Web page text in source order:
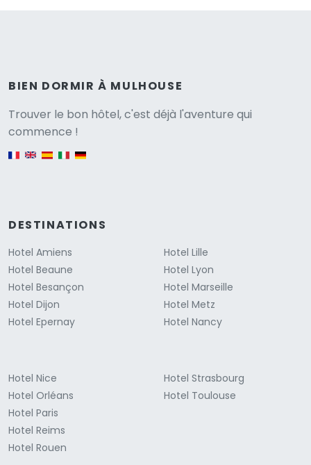
BIEN DORMIR À MULHOUSE
Trouver le bon hôtel, c'est déjà l'aventure qui
commence !
English version
DESTINATIONS
Hotel Amiens
Hotel Beaune
Hotel Besançon
Hotel Dijon
Hotel Epernay
Hotel Lille
Hotel Lyon
Hotel Marseille
Hotel Metz
Hotel Nancy
Hotel Nice
Hotel Orléans
Hotel Paris
Hotel Reims
Hotel Rouen
Hotel Strasbourg
Hotel Toulouse